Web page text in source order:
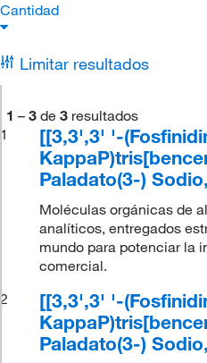
Cantidad
Limitar resultados
1 – 3 de 3 resultados
1
[[3,3',3' '-
Paladato(3-)
Moléculas orgánicas de
analíticos, entregados
mundo para potenciar la
comercial.
2
[[3,3',3' '-
Paladato(3-)